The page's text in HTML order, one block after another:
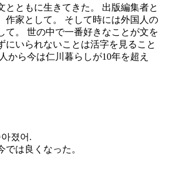
とともに生きてきた。 出版編集者と
作家として。 そして時には外国人の
て。 世の中で一番好きなことが文を
にいられないことは活字を見ること
から今は仁川暮らしが10年を超え
졌어.
は良くなった。